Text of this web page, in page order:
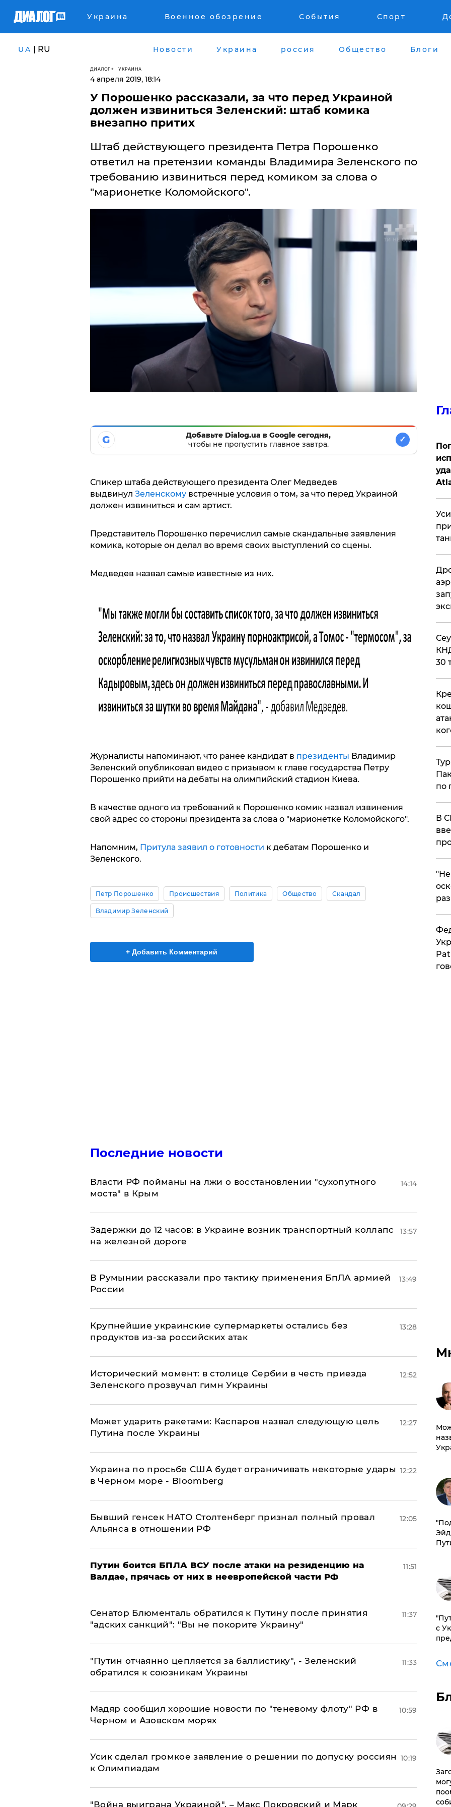
Украина Военное обозрение События Спорт
UA | RU Новости Украина россия Общество Блоги
ДИАЛОГ УКРАИНА
4 апреля 2019, 18:14
У Порошенко рассказали, за что перед Украиной
должен извиниться Зеленский: штаб комика
внезапно притих
​Штаб действующего президента Петра Порошенко
ответил на претензии команды Владимира Зеленского по
требованию извиниться перед комиком за слова о
"марионетке Коломойского".
G
Добавьте Dialog.ua в Google сегодня,
чтобы не пропустить главное завтра.
✓
Спикер штаба действующего президента Олег Медведев
выдвинул Зеленскому встречные условия о том, за что перед Украиной
должен извиниться и сам артист.
Представитель Порошенко перечислил самые скандальные заявления
комика, которые он делал во время своих выступлений со сцены.
Медведев назвал самые известные из них.
Журналисты напоминают, что ранее кандидат в президенты Владимир
Зеленский опубликовал видео с призывом к главе государства Петру
Порошенко прийти на дебаты на олимпийский стадион Киева.
В качестве одного из требований к Порошенко комик назвал извинения
свой адрес со стороны президента за слова о "марионетке Коломойского".
Напомним, Притула заявил о готовности к дебатам Порошенко и
Зеленского.
Петр Порошенко Происшествия Политика Общество Скандал
Владимир Зеленский
+ Добавить Комментарий
Последние новости
Власти РФ пойманы на лжи о восстановлении "сухопутного
моста" в Крым
14:14
Задержки до 12 часов: в Украине возник транспортный коллапс
на железной дороге
13:57
В Румынии рассказали про тактику применения БпЛА армией
России
13:49
Крупнейшие украинские супермаркеты остались без
продуктов из-за российских атак
13:28
Исторический момент: в столице Сербии в честь приезда
Зеленского прозвучал гимн Украины
12:52
Может ударить ракетами: Каспаров назвал следующую цель
Путина после Украины
12:27
Украина по просьбе США будет ограничивать некоторые удары
в Черном море - Bloomberg
12:22
Бывший генсек НАТО Столтенберг признал полный провал
Альянса в отношении РФ
12:05
Путин боится БПЛА ВСУ после атаки на резиденцию на
Валдае, прячась от них в неевропейской части РФ
11:51
Сенатор Блюменталь обратился к Путину после принятия
"адских санкций": "Вы не покорите Украину"
11:37
"Путин отчаянно цепляется за баллистику", - Зеленский
обратился к союзникам Украины
11:33
Мадяр сообщил хорошие новости по "теневому флоту" РФ в
Черном и Азовском морях
10:59
Усик сделал громкое заявление о решении по допуску россиян
к Олимпиадам
10:19
"Война выиграна Украиной", – Макс Покровский и Марк
30
по
В
с